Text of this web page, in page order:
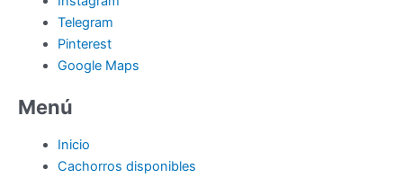
Telegram
Pinterest
Google Maps
Menú
Inicio
Cachorros disponibles